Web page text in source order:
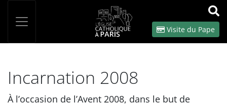
OK
Visite du Pape
Incarnation 2008
À l’occasion de l’Avent 2008, dans le but de
Panneau de gestion des cookies